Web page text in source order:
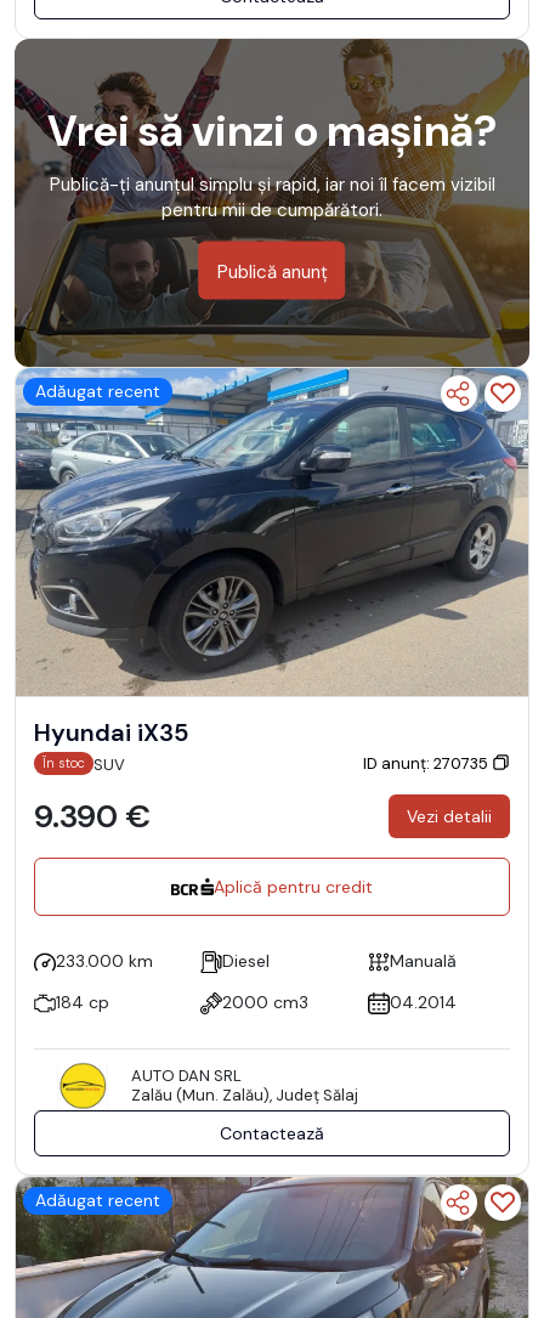
Vrei să vinzi o mașină?
Publică-ți anunțul simplu și rapid, iar noi îl facem vizibil
pentru mii de cumpărători.
Publică anunț
Adăugat recent
Hyundai iX35
În stoc SUV ID anunț: 270735
9.390 € Vezi detalii
Aplică pentru credit
233.000 km Diesel
Manuală
184 cp
2000 cm3 04.2014
AUTO DAN SRL
Zalău (Mun. Zalău), Județ Sălaj
Contactează
Adăugat recent